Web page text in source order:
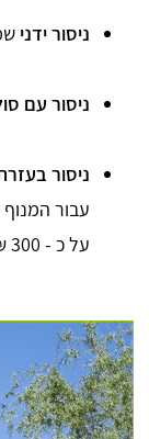
ניסור ידני
ניסור עם
ניסור
עבור
על כ - 300 ₪ לשעה, ללא מע"מ.